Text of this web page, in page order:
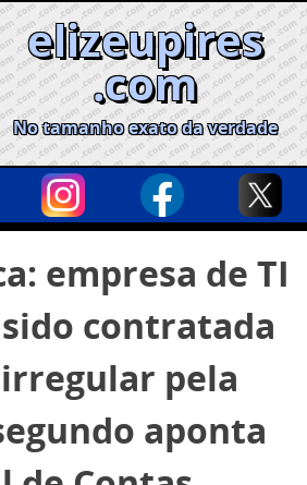
elizeupires
.com
No tamanho exato da verdade
empresa de TI
contratada
pela
aponta